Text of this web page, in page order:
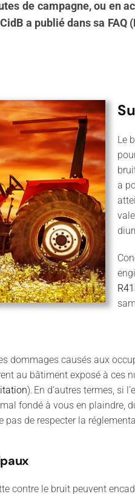
de campagne, ou
a publié dans sa
Le
a
dommages causés aux
au bâtiment exposé à
). En d’autres termes, si
fondé à vous en plaindre,
pas de respecter la
contre le bruit peuvent